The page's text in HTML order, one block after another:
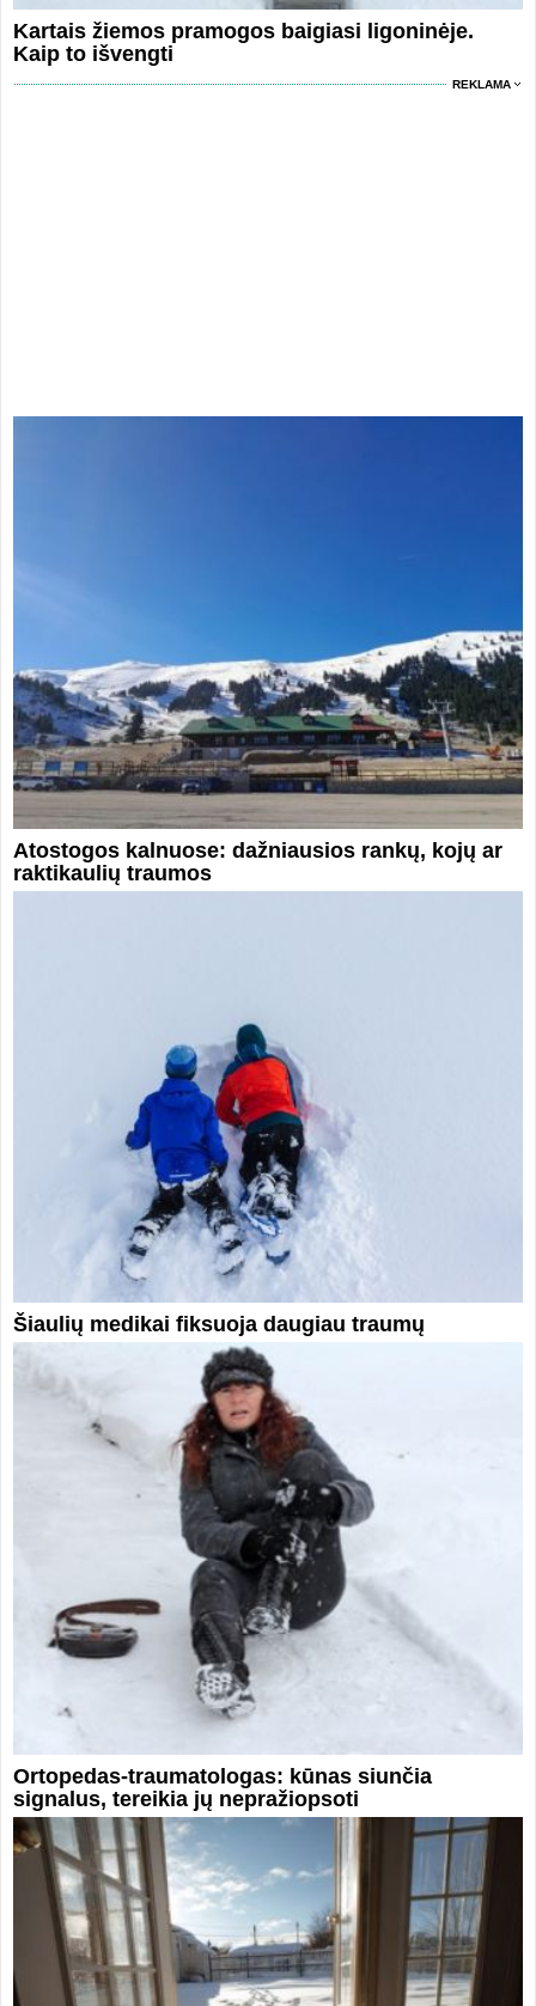
Kartais žiemos pramogos baigiasi ligoninėje.
Kaip to išvengti
REKLAMA
Atostogos kalnuose: dažniausios rankų, kojų ar
raktikaulių traumos
Šiaulių medikai fiksuoja daugiau traumų
Ortopedas-traumatologas: kūnas siunčia
signalus, tereikia jų nepražiopsoti